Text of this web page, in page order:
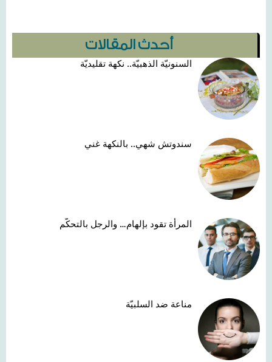
أحدث المقالات
السنونيّة الذهبيّة.. نكهة تقليديّة
سندوتش شهي.. بالنكهة غني
المرأة تقود بإلهام… والرجل بالتحكّم
مناعة ضد السلبيّة